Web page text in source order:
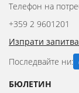
Телефон на
+359 2 9601201
Изпрати
Последвайте ни:
БЮЛЕТИН